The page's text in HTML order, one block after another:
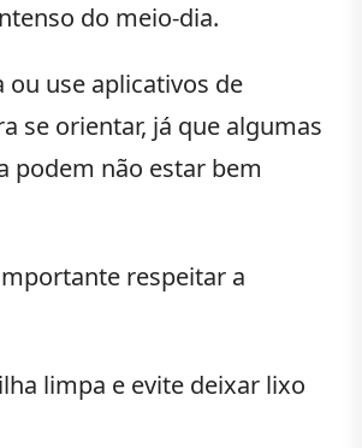
do meio-dia.
ou use aplicativos de
se orientar, já que algumas
podem não estar bem
respeitar a
limpa e evite deixar lixo